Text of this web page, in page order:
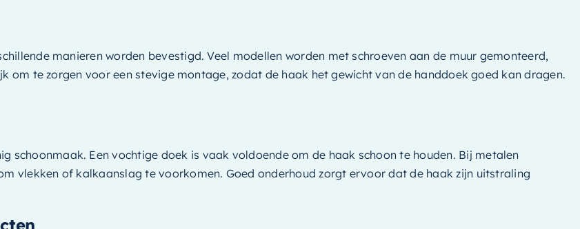
manieren worden bevestigd. Veel modellen worden met schroeven aan de muur gemonteerd,
te zorgen voor een stevige montage, zodat de haak het gewicht van de handdoek goed kan dragen.
schoonmaak. Een vochtige doek is vaak voldoende om de haak schoon te houden. Bij metalen
vlekken of kalkaanslag te voorkomen. Goed onderhoud zorgt ervoor dat de haak zijn uitstraling